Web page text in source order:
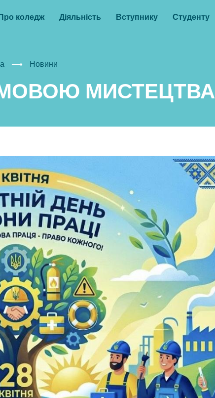
коледж Діяльність Вступнику Студенту
⟶ Новини
МИСТЕЦТВА